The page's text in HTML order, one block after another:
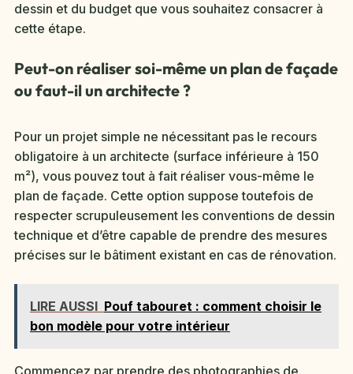
dessin et du budget que vous souhaitez consacrer à
cette étape.
Peut-on réaliser soi-même un plan de façade
ou faut-il un architecte ?
Pour un projet simple ne nécessitant pas le recours
obligatoire à un architecte (surface inférieure à 150
m²), vous pouvez tout à fait réaliser vous-même le
plan de façade. Cette option suppose toutefois de
respecter scrupuleusement les conventions de dessin
technique et d’être capable de prendre des mesures
précises sur le bâtiment existant en cas de rénovation.
LIRE AUSSI Pouf tabouret : comment choisir le
bon modèle pour votre intérieur